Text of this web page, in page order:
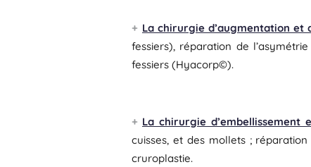
La chirurgie d’augmentation et
fessiers), réparation de
fessiers (Hyacorp©).
La chirurgie
cuisses, et des mollets ;
cruroplastie.